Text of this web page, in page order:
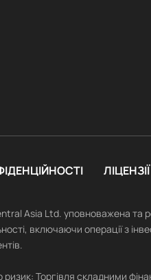
ЛІЦЕНЗІЇ
Asia Ltd. уповноважена та
включаючи операції з
Торгівля складними